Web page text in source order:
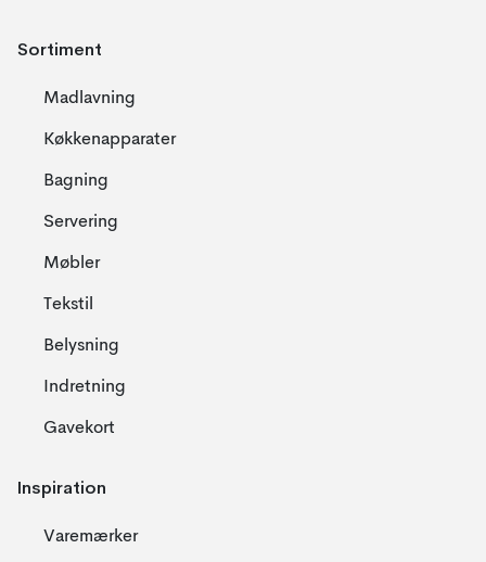
Sortiment
Madlavning
Køkkenapparater
Bagning
Servering
Møbler
Tekstil
Belysning
Indretning
Gavekort
Inspiration
Varemærker